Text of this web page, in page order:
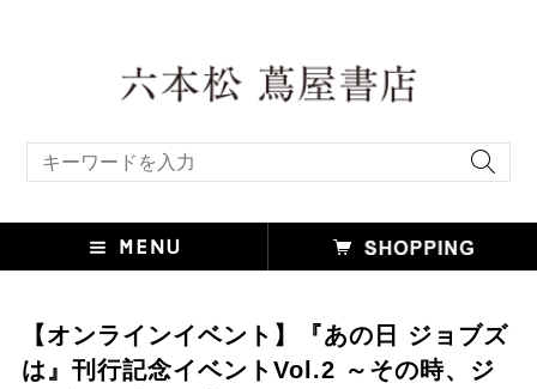
【オンラインイベント】『あの日 ジョブズ
は』刊行記念イベントVol.2 ～その時、ジ